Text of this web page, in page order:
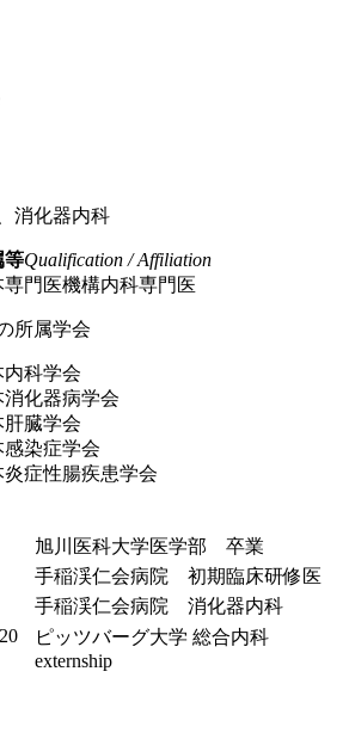
消化器内科
等Qualification / Affiliation
専門医機構内科専門医
所属学会
内科学会
消化器病学会
肝臓学会
感染症学会
炎症性腸疾患学会
旭川医科大学医学部 卒業
手稲渓仁会病院 初期臨床研修医
手稲渓仁会病院 消化器内科
ピッツバーグ大学 総合内科
externship